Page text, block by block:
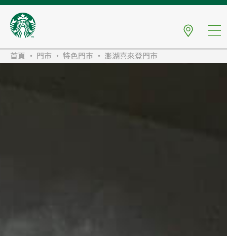
首頁 門市 特色門市 澎湖喜來登門市